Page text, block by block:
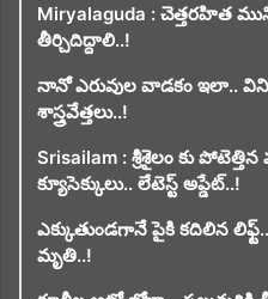
Miryalaguda : చెత్తరహిత
తీర్చిదిద్దాలి..!
నానో ఎరువుల వాడకం ఇలా..
శాస్త్రవేత్తలు..!
Srisailam : శ్రీశైలం కు పోటెత్తిన
క్యూసెక్కులు.. లేటెస్ట్ అప్డేట్..!
ఎక్కుతుండగానే పైకి కదిలిన
మృతి..!